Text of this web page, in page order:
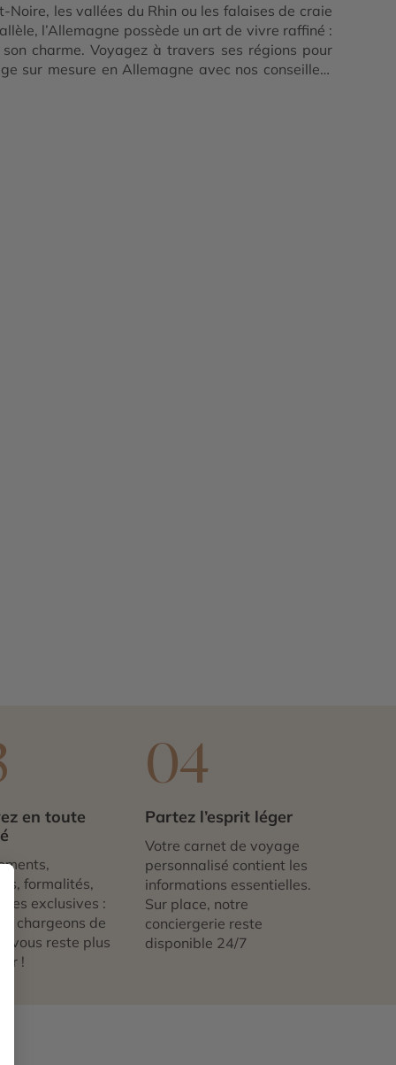
Noire, les vallées du Rhin ou les falaises de craie
l’Allemagne possède un art de vivre raffiné :
charme. Voyagez à travers ses régions pour
sur mesure en Allemagne avec nos conseillers
en toute
formalités,
exclusives :
chargeons de
vous reste plus
!
04
Partez l’esprit léger
Votre carnet de voyage
personnalisé contient les
informations essentielles.
Sur place, notre
conciergerie reste
disponible 24/7